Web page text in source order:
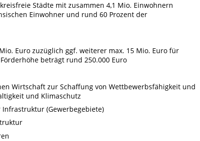
Städte mit zusammen 4,1 Mio. Einwohnern
Einwohner und rund 60 Prozent der
Euro zuzüglich ggf. weiterer max. 15 Mio. Euro für
beträgt rund 250.000 Euro
Wirtschaft zur Schaffung von Wettbewerbsfähigkeit und
und Klimaschutz
(Gewerbegebiete)